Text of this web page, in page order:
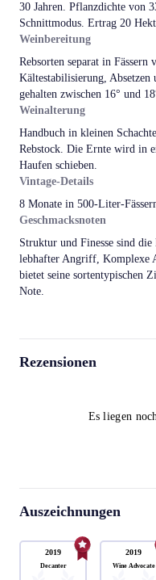
30 Jahren. Pflanzdichte von
Schnittmodus. Ertrag 20
Weinbereitung
Rebsorten separat in
Kältestabilisierung,
gehalten zwischen 16° und
Weinalterung
Handbuch in kleinen
Rebstock. Die Ernte wird in
Haufen schieben.
Vintage-Details
8 Monate in 500-Liter-
Geschmacksnoten
Struktur und Finesse sind
lebhafter Angriff, Komplexe
bietet seine sortentypischen
Note.
Rezensionen
Es liegen
Auszeichnungen
2019
Decanter
2019
Wine Advocate